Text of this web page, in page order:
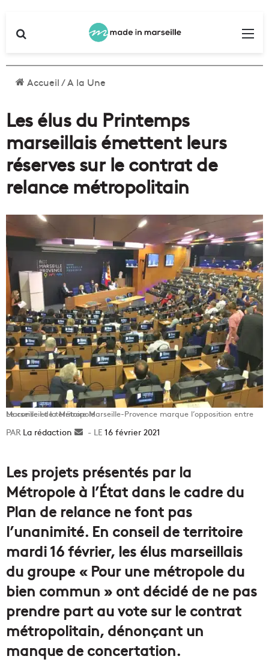
Accueil/A la Une
Les élus du Printemps
marseillais émettent leurs
réserves sur le contrat de
relance métropolitain
Le conseil de territoire Marseille-Provence marque l’opposition entre Marseille et la Métropole
La rédaction
Envoyer16 février 2021
Les projets présentés par la
Métropole à l’État dans le cadre du
Plan de relance ne font pas
l’unanimité. En conseil de territoire
mardi 16 février, les élus marseillais
du groupe « Pour une métropole du
bien commun » ont décidé de ne pas
prendre part au vote sur le contrat
métropolitain, dénonçant un
manque de concertation.